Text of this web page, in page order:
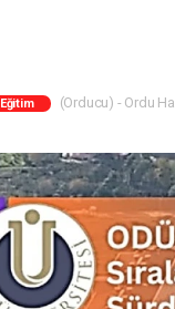
Eğitim (Orducu) - Ordu